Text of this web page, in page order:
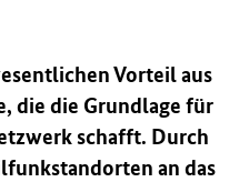
Vorteil aus
die die Grundlage für
schafft. Durch
an das